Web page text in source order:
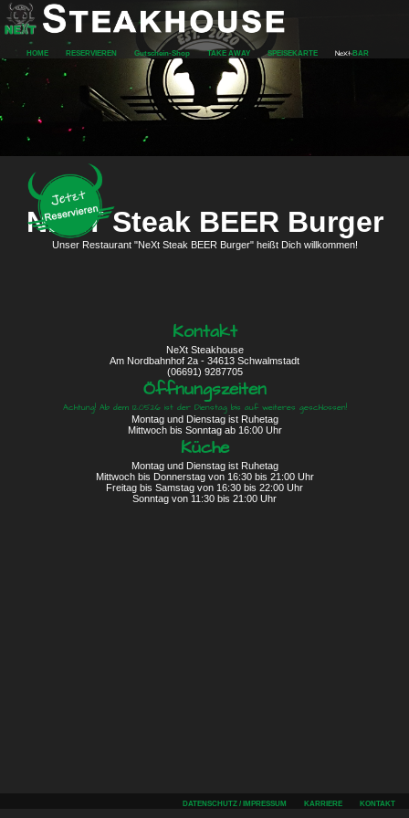
HOME RESERVIEREN Gutschein-Shop TAKE AWAY SPEISEKARTE NeXt-BAR
NEXT Steak BEER Burger
Unser Restaurant "NeXt Steak BEER Burger" heißt Dich willkommen!
Kontakt
NeXt Steakhouse
Am Nordbahnhof 2a - 34613 Schwalmstadt
(06691) 9287705
Öffnungszeiten
Achtung! Ab dem 12.05.26 ist der Dienstag bis auf weiteres geschlossen!
Montag und Dienstag ist Ruhetag
Mittwoch bis Sonntag ab 16:00 Uhr
Küche
Montag und Dienstag ist Ruhetag
Mittwoch bis Donnerstag von 16:30 bis 21:00 Uhr
Freitag bis Samstag von 16:30 bis 22:00 Uhr
Sonntag von 11:30 bis 21:00 Uhr
DATENSCHUTZ / IMPRESSUM KARRIERE KONTAKT